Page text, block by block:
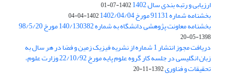
ارزیابی و رتبه بندی سال 1402 1402-07-01
بخشنامه شماره 91131 مورخ 1402/04/04 1402-04-04
بخشنامه معاونت پژوهشی دانشگاه به شماره 140/130382 مورخ 98/5/20
1398-05-20
دریافت مجوز انتشار 1 شماره از نشریه فیزیک زمین و فضا در هر سال به
زبان انگلیسی در جلسه کار گروه علوم پایه مورخ 22/10/92 وزارت علوم،
تحقیقات و فناوری1392-11-20